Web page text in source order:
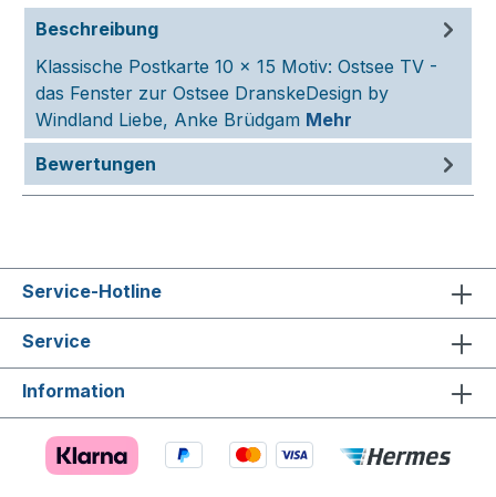
Beschreibung
Klassische Postkarte 10 x 15 Motiv: Ostsee TV -
das Fenster zur Ostsee DranskeDesign by
Windland Liebe, Anke Brüdgam Mehr
Bewertungen
Service-Hotline
Service
Information